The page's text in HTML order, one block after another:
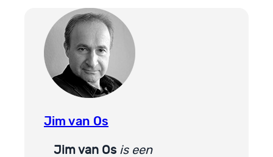
Jim van Os
Jim van Os is een